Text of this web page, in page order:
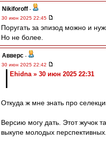
Nikiforoff -
30 июн 2025 22:45
Поругать за эпизод можно и
Но не более.
Авверс -
30 июн 2025 22:42
Ehidna » 30 июн 2025 22:31
Откуда ж мне знать про
Версию могу дать. Этот жучок
выкупе молодых